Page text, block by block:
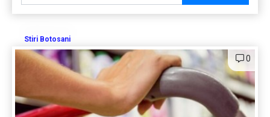
Stiri Botosani
0